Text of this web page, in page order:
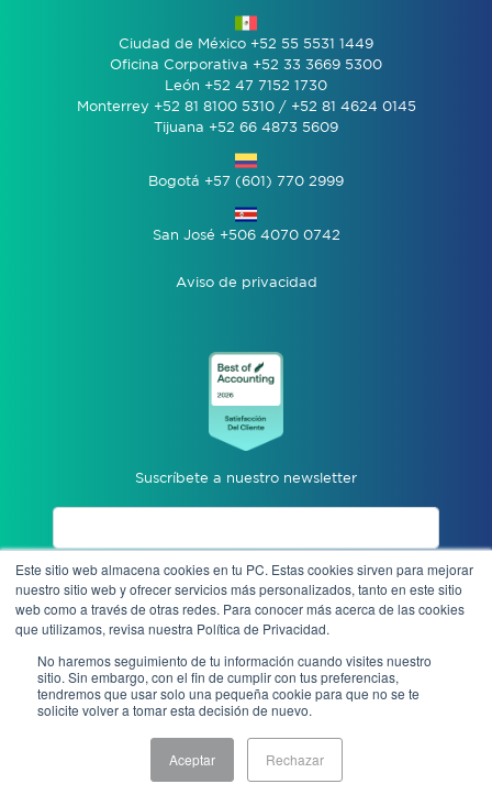
Este sitio web almacena cookies en tu PC. Estas cookies sirven para mejorar
nuestro sitio web y ofrecer servicios más personalizados, tanto en este sitio
web como a través de otras redes. Para conocer más acerca de las cookies
que utilizamos, revisa nuestra Política de Privacidad.
No haremos seguimiento de tu información cuando visites nuestro
sitio. Sin embargo, con el fin de cumplir con tus preferencias,
tendremos que usar solo una pequeña cookie para que no se te
solicite volver a tomar esta decisión de nuevo.
Aceptar Rechazar
Ciudad de México +52 55 5531 1449
Oficina Corporativa +52 33 3669 5300
León +52 47 7152 1730
Monterrey +52 81 8100 5310 / +52 81 4624 0145
Tijuana +52 66 4873 5609
Bogotá +57 (601) 770 2999
San José +506 4070 0742
Aviso de privacidad
Suscríbete a nuestro newsletter
Enviar
Denuncia anónima